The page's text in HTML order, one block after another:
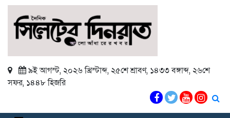
৯ই আগস্ট, ২০২৬ খ্রিস্টাব্দ, ২৫শে শ্রাবণ, ১৪৩৩ বঙ্গাব্দ, ২৬শে
সফর, ১৪৪৮ হিজরি